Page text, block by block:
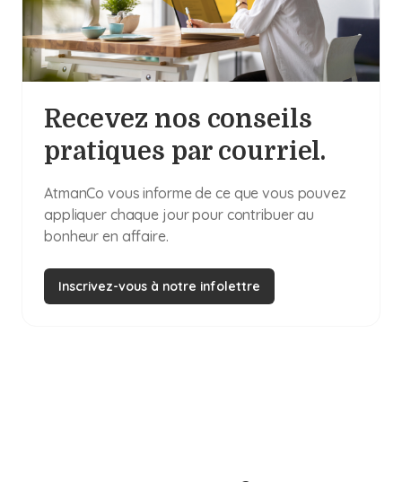
Recevez nos conseils
pratiques par courriel.
AtmanCo vous informe de ce que vous pouvez
appliquer chaque jour pour contribuer au
bonheur en affaire.
Inscrivez-vous à notre infolettre